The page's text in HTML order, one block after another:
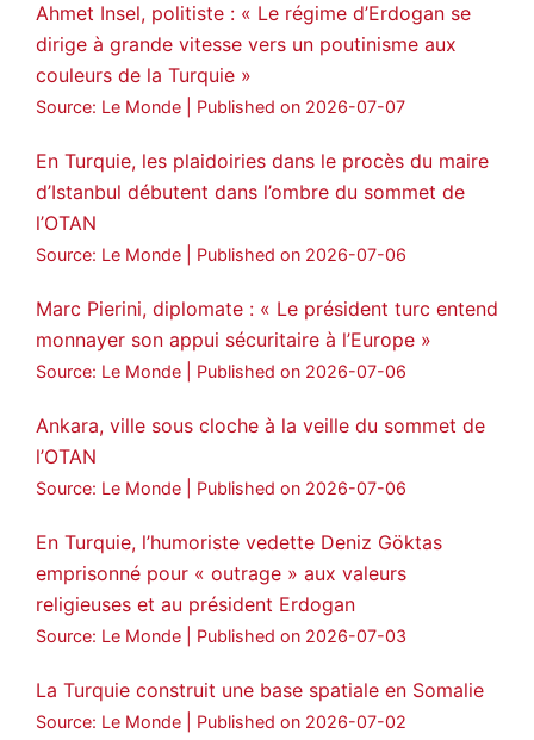
Ahmet Insel, politiste : « Le régime d’Erdogan se
dirige à grande vitesse vers un poutinisme aux
couleurs de la Turquie »
Source: Le Monde Published on 2026-07-07
En Turquie, les plaidoiries dans le procès du maire
d’Istanbul débutent dans l’ombre du sommet de
l’OTAN
Source: Le Monde Published on 2026-07-06
Marc Pierini, diplomate : « Le président turc entend
monnayer son appui sécuritaire à l’Europe »
Source: Le Monde Published on 2026-07-06
Ankara, ville sous cloche à la veille du sommet de
l’OTAN
Source: Le Monde Published on 2026-07-06
En Turquie, l’humoriste vedette Deniz Göktas
emprisonné pour « outrage » aux valeurs
religieuses et au président Erdogan
Source: Le Monde Published on 2026-07-03
La Turquie construit une base spatiale en Somalie
Source: Le Monde Published on 2026-07-02